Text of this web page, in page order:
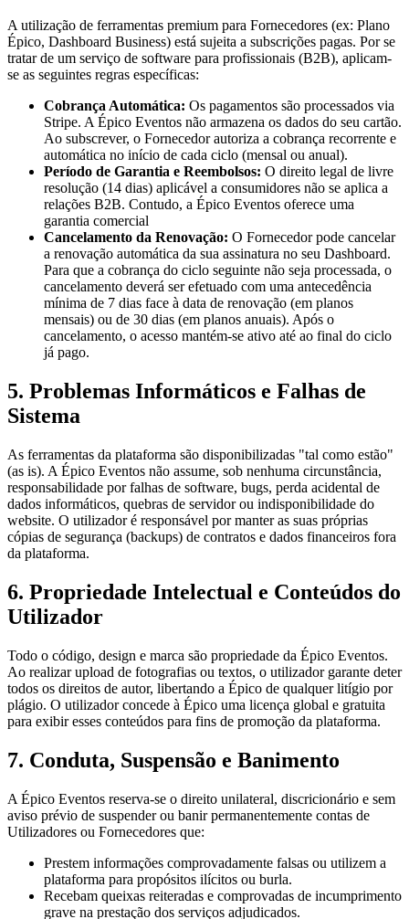
A utilização de ferramentas premium para Fornecedores (ex: Plano
Épico, Dashboard Business) está sujeita a subscrições pagas. Por se
tratar de um serviço de software para profissionais (B2B), aplicam-
se as seguintes regras específicas:
Cobrança Automática: Os pagamentos são processados via
Stripe. A Épico Eventos não armazena os dados do seu cartão.
Ao subscrever, o Fornecedor autoriza a cobrança recorrente e
automática no início de cada ciclo (mensal ou anual).
Período de Garantia e Reembolsos: O direito legal de livre
resolução (14 dias) aplicável a consumidores não se aplica a
relações B2B. Contudo, a Épico Eventos oferece uma
garantia comercial
Cancelamento da Renovação: O Fornecedor pode cancelar
a renovação automática da sua assinatura no seu Dashboard.
Para que a cobrança do ciclo seguinte não seja processada, o
cancelamento deverá ser efetuado com uma antecedência
mínima de 7 dias face à data de renovação (em planos
mensais) ou de 30 dias (em planos anuais). Após o
cancelamento, o acesso mantém-se ativo até ao final do ciclo
já pago.
5. Problemas Informáticos e Falhas de
Sistema
As ferramentas da plataforma são disponibilizadas "tal como estão"
(as is). A Épico Eventos não assume, sob nenhuma circunstância,
responsabilidade por falhas de software, bugs, perda acidental de
dados informáticos, quebras de servidor ou indisponibilidade do
website. O utilizador é responsável por manter as suas próprias
cópias de segurança (backups) de contratos e dados financeiros fora
da plataforma.
6. Propriedade Intelectual e Conteúdos do
Utilizador
Todo o código, design e marca são propriedade da Épico Eventos.
Ao realizar upload de fotografias ou textos, o utilizador garante deter
todos os direitos de autor, libertando a Épico de qualquer litígio por
plágio. O utilizador concede à Épico uma licença global e gratuita
para exibir esses conteúdos para fins de promoção da plataforma.
7. Conduta, Suspensão e Banimento
A Épico Eventos reserva-se o direito unilateral, discricionário e sem
aviso prévio de suspender ou banir permanentemente contas de
Utilizadores ou Fornecedores que:
Prestem informações comprovadamente falsas ou utilizem a
plataforma para propósitos ilícitos ou burla.
Recebam queixas reiteradas e comprovadas de incumprimento
grave na prestação dos serviços adjudicados.